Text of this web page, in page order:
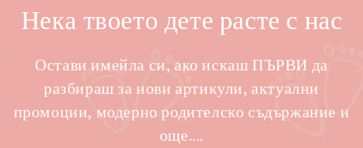
Нека твоето дете расте с нас
Остави имейла си, ако искаш ПЪРВИ да
разбираш за нови артикули, актуални
промоции, модерно родителско съдържание и
още....